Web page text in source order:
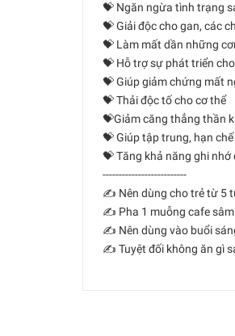
💝 Ngăn ngừa tình trạng
💝 Giải độc cho gan, các
💝 Làm mất dần những
💝 Hỗ trợ sự phát triển
💝 Giúp giảm chứng mất
💝 Thải độc tố cho cơ thể
💝Giảm căng thẳng thần
💝 Giúp tập trung, hạn
💝 Tăng khả năng ghi
--------------------------
✍️ Nên dùng cho trẻ từ 5
✍️ Pha 1 muỗng cafe sâm
✍️ Nên dùng vào buổi
✍️ Tuyệt đối không ăn gì